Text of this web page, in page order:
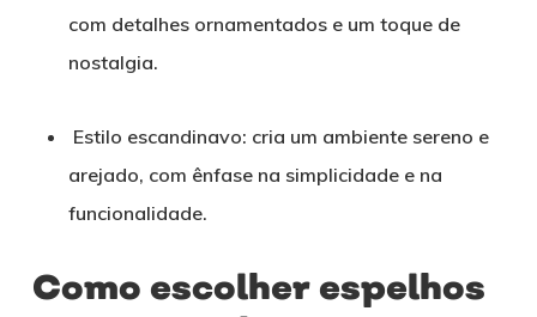
com detalhes ornamentados e um toque de
nostalgia.
Estilo escandinavo: cria um ambiente sereno e
arejado, com ênfase na simplicidade e na
funcionalidade.
Como escolher espelhos